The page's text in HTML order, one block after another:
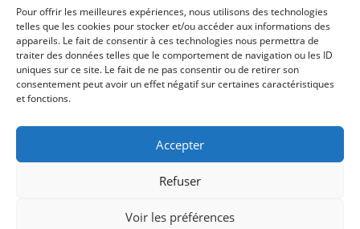
Pour offrir les meilleures expériences, nous utilisons des technologies
telles que les cookies pour stocker et/ou accéder aux informations des
appareils. Le fait de consentir à ces technologies nous permettra de
traiter des données telles que le comportement de navigation ou les ID
uniques sur ce site. Le fait de ne pas consentir ou de retirer son
consentement peut avoir un effet négatif sur certaines caractéristiques
et fonctions.
Accepter
Refuser
Voir les préférences
Palais des Congrès Neptune
Zénith de Toulon
Bureau des Congrès et des Tournages
Événements
Agenda
#Follow Toulon Métropole